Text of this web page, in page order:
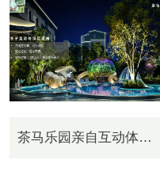
茶马乐园亲自互动体验区亮化